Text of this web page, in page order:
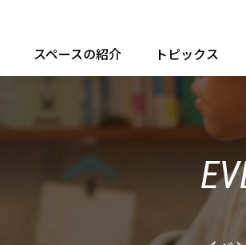
スペースの紹介 トピックス